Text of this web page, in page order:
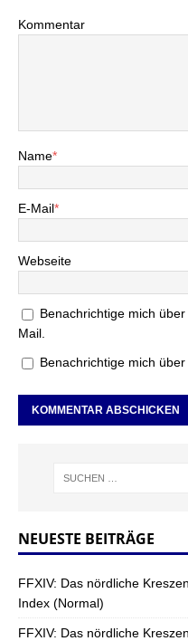
Kommentar
Name*
E-Mail*
Webseite
Benachrichtige mich
Mail.
Benachrichtige mich
NEUESTE BEITRÄGE
FFXIV: Das nördliche
Index (Normal)
FFXIV: Das nördliche